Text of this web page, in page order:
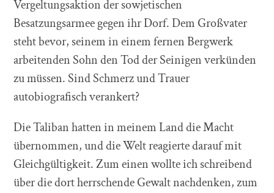
Vergeltungsaktion der sowjetischen
Besatzungsarmee gegen ihr Dorf. Dem Großvater
steht bevor, seinem in einem fernen Bergwerk
arbeitenden Sohn den Tod der Seinigen verkünden
zu müssen. Sind Schmerz und Trauer
autobiografisch verankert?
Die Taliban hatten in meinem Land die Macht
übernommen, und die Welt reagierte darauf mit
Gleichgültigkeit. Zum einen wollte ich schreibend
über die dort herrschende Gewalt nachdenken, zum